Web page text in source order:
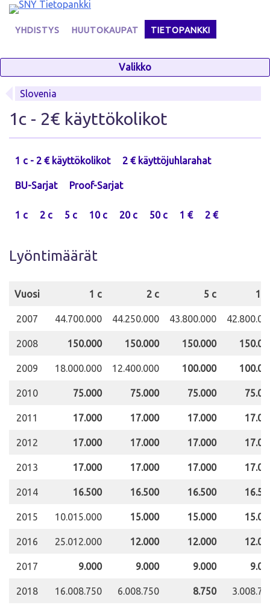
Skip
contentYHDISTYS HUUTOKAUPAT TIETOPANKKI
Valikko
Slovenia
1c - 2€ käyttökolikot
1 c - 2 € käyttökolikot 2 € käyttöjuhlarahat
BU-Sarjat Proof-Sarjat
1 c 2 c 5 c 10 c 20 c 50 c 1 € 2 €
Lyöntimäärät
Vuosi 1 c 2 c 5 c 10
2007 44.700.000 44.250.000 43.800.000
2008 150.000 150.000 150.000
2009 18.000.000 12.400.000 100.000
2010 75.000 75.000 75.000
2011 17.000 17.000 17.000
2012 17.000 17.000 17.000
2013 17.000 17.000 17.000
2014 16.500 16.500 16.500
2015 10.015.000 15.000 15.000
2016 25.012.000 12.000 12.000
2017 9.000 9.000 9.000
2018 16.008.750 6.008.750 8.750